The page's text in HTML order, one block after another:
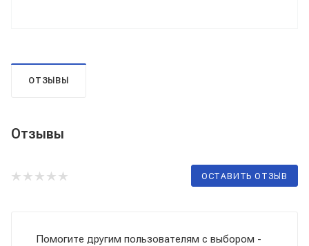
ОТЗЫВЫ
Отзывы
ОСТАВИТЬ ОТЗЫВ
Помогите другим пользователям с выбором -